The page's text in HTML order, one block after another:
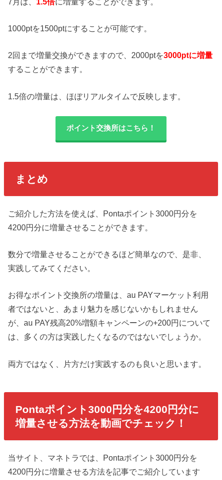
1000ptを1500ptにすることが可能です。
2回まで増量交換ができますので、2000ptを3000ptに増量
することができます。
1.5倍の増量は、ほぼリアルタイムで反映します。
ポイント交換所はこちら！
まとめ
ご紹介した方法を使えば、Pontaポイント3000円分を
4200円分に増量させることができます。
数分で増量させることができるほど簡単なので、是非、
実践してみてください。
お得なポイント交換所の増量は、au PAYマーケット利用
者ではないと、あまり魅力を感じないかもしれません
が、au PAY残高20%増額キャンペーンの+200円について
は、多くの方は実践したくなるのではないでしょうか。
両方ではなく、片方だけ実践するのも良いと思います。
Pontaポイント3000円分を4200円分に
増量させる方法を動画でチェック！
当サイト、マネトラでは、Pontaポイント3000円分を
4200円分に増量させる方法を記事でご紹介しています